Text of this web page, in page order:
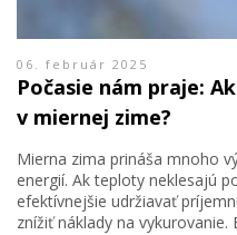
06. február 2025
Počasie nám praje:
v miernej zime?
Mierna zima prináša mnoho
energií. Ak teploty neklesajú
efektívnejšie udržiavať
znížiť náklady na